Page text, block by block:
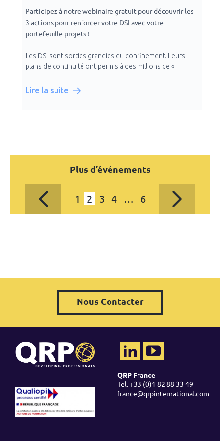
Haykel KCHAOU est formateur accrédité PMP, PMI-PBA,
Authorized Instructor.
Participez à notre webinaire gratuit pour découvrir les
3 actions pour renforcer votre DSI avec votre
portefeuille projets !
Les DSI sont sorties grandies du confinement. Leurs
plans de continuité ont permis à des millions de «
Démonstration par l’exemple de l’importance du «
performance.
verrons lors de cette table ronde que cette nouvelle
d’optimiser votre gestion de portefeuille.
3 actions – 3 experts !
Horaire: 11h00
Durée : 30 minutes + 15 minutes de
Date: Jeudi 15 Octobre 2020
Langue: Français
IntervenantQRP: Jacques Beauchesne est
Lire la suite
Plus d’événements
1 2 3 4 … 6
Nous Contacter
QRP France
Tel. +33 (0)1 82 88 33 49
france@qrpinternational.com